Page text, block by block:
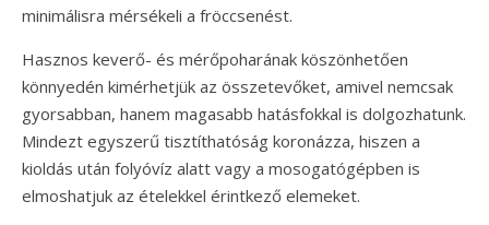
minimálisra mérsékeli a fröccsenést.
Hasznos keverő- és mérőpoharának köszönhetően
könnyedén kimérhetjük az összetevőket, amivel nemcsak
gyorsabban, hanem magasabb hatásfokkal is dolgozhatunk.
Mindezt egyszerű tisztíthatóság koronázza, hiszen a
kioldás után folyóvíz alatt vagy a mosogatógépben is
elmoshatjuk az ételekkel érintkező elemeket.